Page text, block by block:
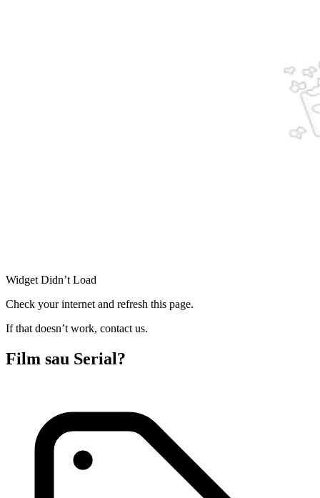
Widget Didn’t Load
Check your internet and refresh this page.
If that doesn’t work, contact us.
Film sau Serial?